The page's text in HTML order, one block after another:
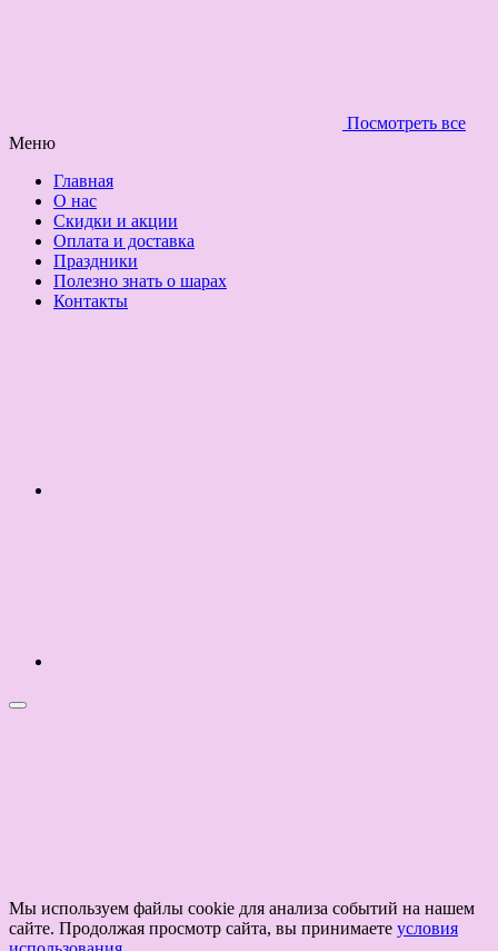
Посмотреть все
Меню
Главная
О нас
Скидки и акции
Оплата и доставка
Праздники
Полезно знать о шарах
Контакты
Мы используем файлы cookie для анализа событий на нашем
сайте. Продолжая просмотр сайта, вы принимаете условия